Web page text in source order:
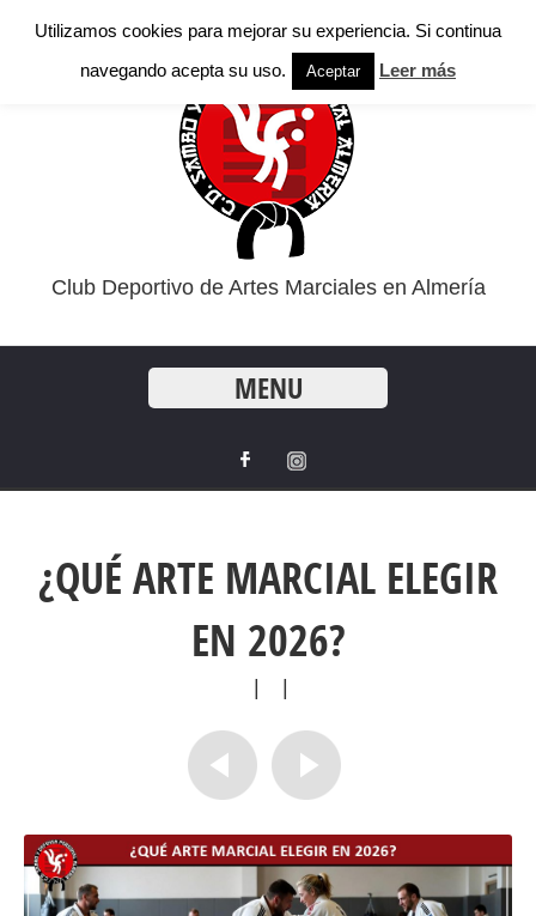
Club Deportivo de Artes Marciales en Almería
MENU
¿QUÉ ARTE MARCIAL ELEGIR
EN 2026?
Utilizamos cookies para mejorar su experiencia. Si continua
navegando acepta su uso.
Aceptar Leer más